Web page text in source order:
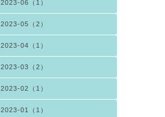
2023-06（1）
2023-05（2）
2023-04（1）
2023-03（2）
2023-02（1）
2023-01（1）